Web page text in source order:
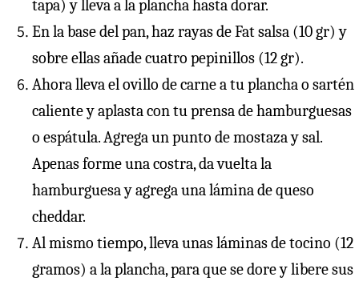
tapa) y lleva a la plancha hasta dorar.
En la base del pan, haz rayas de Fat salsa (10 gr) y
sobre ellas añade cuatro pepinillos (12 gr).
Ahora lleva el ovillo de carne a tu plancha o sartén
caliente y aplasta con tu prensa de hamburguesas
o espátula. Agrega un punto de mostaza y sal.
Apenas forme una costra, da vuelta la
hamburguesa y agrega una lámina de queso
cheddar.
Al mismo tiempo, lleva unas láminas de tocino (12
gramos) a la plancha, para que se dore y libere sus